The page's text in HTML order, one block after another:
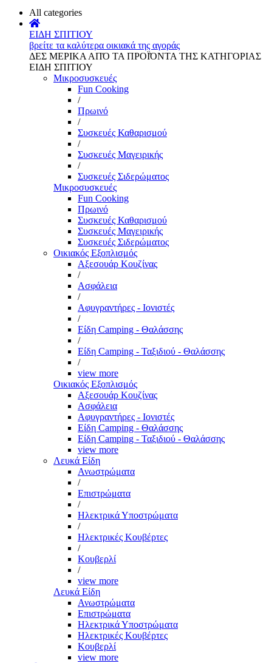
All categories
ΕΙΔΗ ΣΠΙΤΙΟΥ
βρείτε τα καλύτερα οικιακά της αγοράς
ΔΕΣ ΜΕΡΙΚΑ ΑΠΌ ΤΑ ΠΡΟΪΌΝΤΑ ΤΗΣ ΚΑΤΗΓΟΡΙΑΣ
ΕΙΔΗ ΣΠΙΤΙΟΥ
Μικροσυσκευές
Fun Cooking
/
Πρωινό
/
Συσκευές Καθαρισμού
/
Συσκευές Μαγειρικής
/
Συσκευές Σιδερώματος
Μικροσυσκευές
Fun Cooking
Πρωινό
Συσκευές Καθαρισμού
Συσκευές Μαγειρικής
Συσκευές Σιδερώματος
Οικιακός Εξοπλισμός
Αξεσουάρ Κουζίνας
/
Ασφάλεια
/
Αφυγραντήρες - Ιονιστές
/
Είδη Camping - Θαλάσσης
/
Είδη Camping - Ταξιδιού - Θαλάσσης
/
view more
Οικιακός Εξοπλισμός
Αξεσουάρ Κουζίνας
Ασφάλεια
Αφυγραντήρες - Ιονιστές
Είδη Camping - Θαλάσσης
Είδη Camping - Ταξιδιού - Θαλάσσης
view more
Λευκά Είδη
Ανωστρώματα
/
Επιστρώματα
/
Ηλεκτρικά Υποστρώματα
/
Ηλεκτρικές Κουβέρτες
/
Κουβερλί
/
view more
Λευκά Είδη
Ανωστρώματα
Επιστρώματα
Ηλεκτρικά Υποστρώματα
Ηλεκτρικές Κουβέρτες
Κουβερλί
view more